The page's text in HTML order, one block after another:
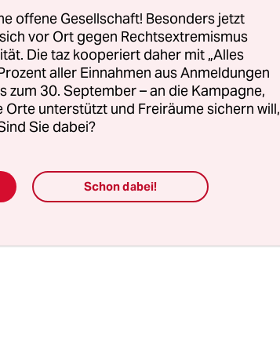
für Magen-
wird. Nach
von rund 120
war 2013 von
offene Gesellschaft! Besonders jetzt
vor Ort gegen Rechtsextremismus
Die taz kooperiert daher mit „Alles
aller Einnahmen aus Anmeldungen
zum 30. September – an die Kampagne,
Orte unterstützt und Freiräume sichern will,
Sie dabei?
Schon dabei!